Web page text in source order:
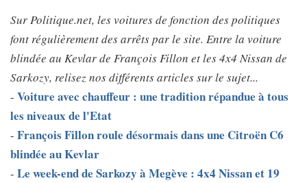
Sur Politique.net, les voitures de fonction des politiques
font régulièrement des arrêts par le site. Entre la voiture
blindée au Kevlar de François Fillon et les 4x4 Nissan de
Sarkozy, relisez nos différents articles sur le sujet...
- Voiture avec chauffeur : une tradition répandue à tous
les niveaux de l'Etat
- François Fillon roule désormais dans une Citroën C6
blindée au Kevlar
- Le week-end de Sarkozy à Megève : 4x4 Nissan et 19